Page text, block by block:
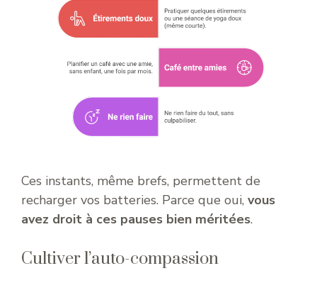
Ces instants, même brefs, permettent de
recharger vos batteries. Parce que oui, vous
avez droit à ces pauses bien méritées.
Cultiver l’auto-compassion